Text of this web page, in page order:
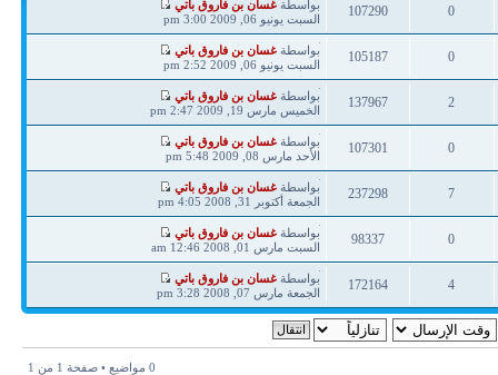
0
ردود
107290
مشاهدات
آخر
مشاركة
بواسطةغسان بن فاروق باتي
السبت يونيو 06, 2009 3:00 pm
0
ردود
105187
مشاهدات
آخر
مشاركة
بواسطةغسان بن فاروق باتي
السبت يونيو 06, 2009 2:52 pm
2
ردود
137967
مشاهدات
آخر
مشاركة
بواسطةغسان بن فاروق باتي
الخميس مارس 19, 2009 2:47 pm
0
ردود
107301
مشاهدات
آخر
مشاركة
بواسطةغسان بن فاروق باتي
الأحد مارس 08, 2009 5:48 pm
7
ردود
237298
مشاهدات
آخر
مشاركة
بواسطةغسان بن فاروق باتي
الجمعة أكتوبر 31, 2008 4:05 pm
0
ردود
98337
مشاهدات
آخر
مشاركة
بواسطةغسان بن فاروق باتي
السبت مارس 01, 2008 12:46 am
4
ردود
172164
مشاهدات
آخر
مشاركة
بواسطةغسان بن فاروق باتي
الجمعة مارس 07, 2008 3:28 pm
0 مواضيع • صفحة 1 من 1